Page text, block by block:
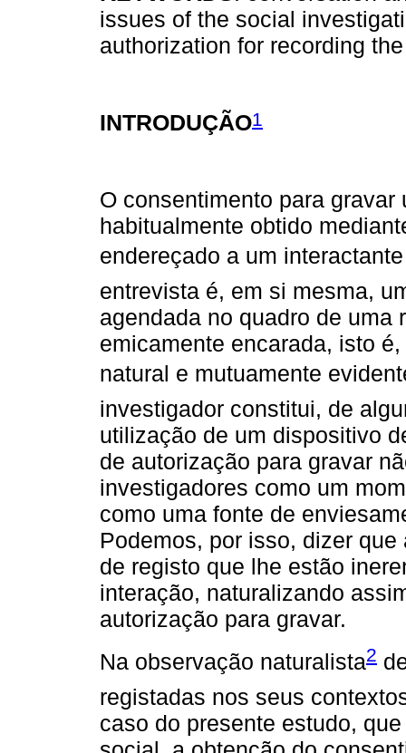
issues of the social
authorization for recording
INTRODUÇÃO1
O consentimento para
habitualmente obtido
endereçado a um interactante
entrevista é, em si mesma,
agendada no quadro de uma
emicamente encarada, isto
natural e mutuamente
investigador constitui, de
utilização de um dispositivo
de autorização para gravar
investigadores como um
como uma fonte de
Podemos, por isso, dizer
de registo que lhe estão
interação, naturalizando
autorização para gravar.
Na observação naturalista2
registadas nos seus
caso do presente estudo,